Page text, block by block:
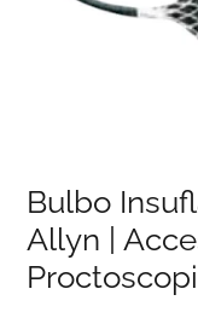
Bulbo
Allyn |